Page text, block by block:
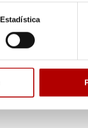
Estadística